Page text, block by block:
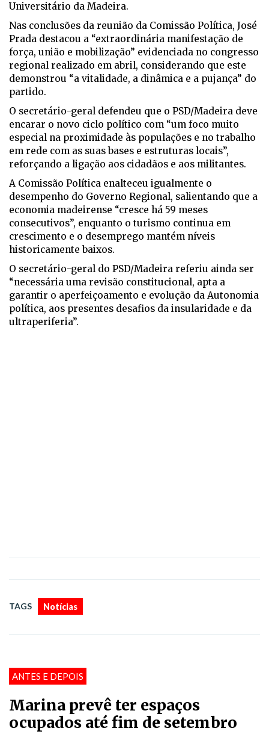
Universitário da Madeira.
Nas conclusões da reunião da Comissão Política, José
Prada destacou a “extraordinária manifestação de
força, união e mobilização” evidenciada no congresso
regional realizado em abril, considerando que este
demonstrou “a vitalidade, a dinâmica e a pujança” do
partido.
O secretário-geral defendeu que o PSD/Madeira deve
encarar o novo ciclo político com “um foco muito
especial na proximidade às populações e no trabalho
em rede com as suas bases e estruturas locais”,
reforçando a ligação aos cidadãos e aos militantes.
A Comissão Política enalteceu igualmente o
desempenho do Governo Regional, salientando que a
economia madeirense “cresce há 59 meses
consecutivos”, enquanto o turismo continua em
crescimento e o desemprego mantém níveis
historicamente baixos.
O secretário-geral do PSD/Madeira referiu ainda ser
“necessária uma revisão constitucional, apta a
garantir o aperfeiçoamento e evolução da Autonomia
política, aos presentes desafios da insularidade e da
ultraperiferia”.
TAGS Notícias
ANTES E DEPOIS
Marina prevê ter espaços
ocupados até fim de setembro